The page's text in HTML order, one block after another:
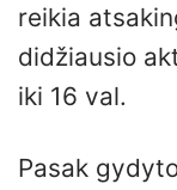
reikia
didžiausio
iki 16 val.
Pasak